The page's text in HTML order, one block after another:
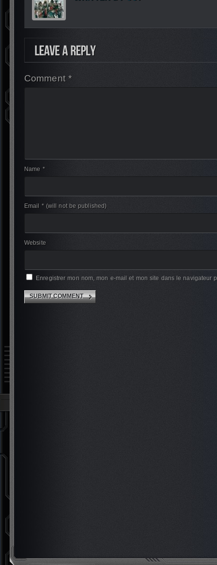
Comment *
Name *
Email * (will not be published)
Website
Enregistrer mon nom, mon e-mail et mon site dans le navigateur